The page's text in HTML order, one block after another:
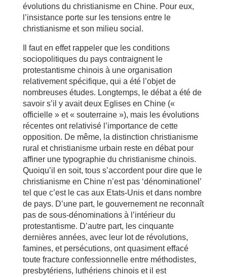
évolutions du christianisme en Chine. Pour eux,
l’insistance porte sur les tensions entre le
christianisme et son milieu social.
Il faut en effet rappeler que les conditions
sociopolitiques du pays contraignent le
protestantisme chinois à une organisation
relativement spécifique, qui a été l’objet de
nombreuses études. Longtemps, le débat a été de
savoir s’il y avait deux Eglises en Chine («
officielle » et « souterraine »), mais les évolutions
récentes ont relativisé l’importance de cette
opposition. De même, la distinction christianisme
rural et christianisme urbain reste en débat pour
affiner une typographie du christianisme chinois.
Quoiqu’il en soit, tous s’accordent pour dire que le
christianisme en Chine n’est pas ‘dénominationel’
tel que c’est le cas aux Etats-Unis et dans nombre
de pays. D’une part, le gouvernement ne reconnaît
pas de sous-dénominations à l’intérieur du
protestantisme. D’autre part, les cinquante
dernières années, avec leur lot de révolutions,
famines, et persécutions, ont quasiment effacé
toute fracture confessionnelle entre méthodistes,
presbytériens, luthériens chinois et il est